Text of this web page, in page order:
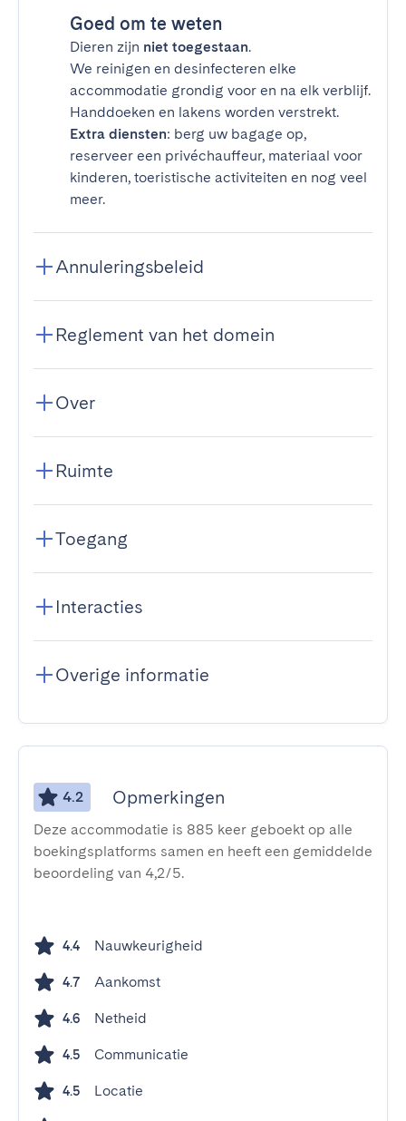
Goed om te weten
Dieren zijn niet toegestaan.
We reinigen en desinfecteren elke
accommodatie grondig voor en na elk verblijf.
Handdoeken en lakens worden verstrekt.
Extra diensten: berg uw bagage op,
reserveer een privéchauffeur, materiaal voor
kinderen, toeristische activiteiten en nog veel
meer.
Annuleringsbeleid
Reglement van het domein
Over
Ruimte
Toegang
Interacties
Overige informatie
4.2 Opmerkingen
Deze accommodatie is 885 keer geboekt op alle
boekingsplatforms samen en heeft een gemiddelde
beoordeling van 4,2/5.
4.4 Nauwkeurigheid
4.7 Aankomst
4.6 Netheid
4.5 Communicatie
4.5 Locatie